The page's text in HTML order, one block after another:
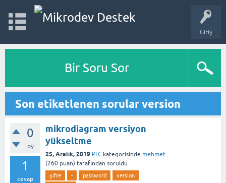
Giriş
Bir Soru Sor
Son etiketlenen sorular version
0
oy
1
cevap
mikrodiagram versiyon
yükseltme
25, Aralık, 2019 PLC kategorisinde mehmet
(260 puan) tarafından soruldu
şifre - password
version